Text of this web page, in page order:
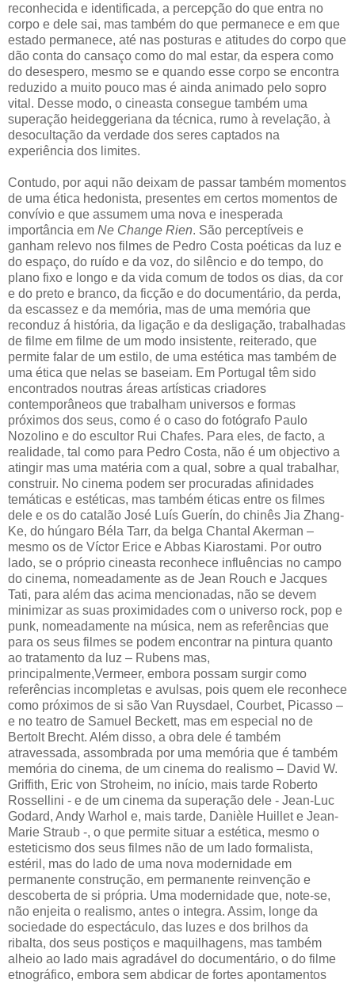
reconhecida e identificada, a percepção do que entra no
corpo e dele sai, mas também do que permanece e em que
estado permanece, até nas posturas e atitudes do corpo que
dão conta do cansaço como do mal estar, da espera como
do desespero, mesmo se e quando esse corpo se encontra
reduzido a muito pouco mas é ainda animado pelo sopro
vital. Desse modo, o cineasta consegue também uma
superação heideggeriana da técnica, rumo à revelação, à
desocultação da verdade dos seres captados na
experiência dos limites.
Contudo, por aqui não deixam de passar também momentos
de uma ética hedonista, presentes em certos momentos de
convívio e que assumem uma nova e inesperada
importância em Ne Change Rien. São perceptíveis e
ganham relevo nos filmes de Pedro Costa poéticas da luz e
do espaço, do ruído e da voz, do silêncio e do tempo, do
plano fixo e longo e da vida comum de todos os dias, da cor
e do preto e branco, da ficção e do documentário, da perda,
da escassez e da memória, mas de uma memória que
reconduz á história, da ligação e da desligação, trabalhadas
de filme em filme de um modo insistente, reiterado, que
permite falar de um estilo, de uma estética mas também de
uma ética que nelas se baseiam. Em Portugal têm sido
encontrados noutras áreas artísticas criadores
contemporâneos que trabalham universos e formas
próximos dos seus, como é o caso do fotógrafo Paulo
Nozolino e do escultor Rui Chafes. Para eles, de facto, a
realidade, tal como para Pedro Costa, não é um objectivo a
atingir mas uma matéria com a qual, sobre a qual trabalhar,
construir. No cinema podem ser procuradas afinidades
temáticas e estéticas, mas também éticas entre os filmes
dele e os do catalão José Luís Guerín, do chinês Jia Zhang-
Ke, do húngaro Béla Tarr, da belga Chantal Akerman –
mesmo os de Víctor Erice e Abbas Kiarostami. Por outro
lado, se o próprio cineasta reconhece influências no campo
do cinema, nomeadamente as de Jean Rouch e Jacques
Tati, para além das acima mencionadas, não se devem
minimizar as suas proximidades com o universo rock, pop e
punk, nomeadamente na música, nem as referências que
para os seus filmes se podem encontrar na pintura quanto
ao tratamento da luz – Rubens mas,
principalmente,Vermeer, embora possam surgir como
referências incompletas e avulsas, pois quem ele reconhece
como próximos de si são Van Ruysdael, Courbet, Picasso –
e no teatro de Samuel Beckett, mas em especial no de
Bertolt Brecht. Além disso, a obra dele é também
atravessada, assombrada por uma memória que é também
memória do cinema, de um cinema do realismo – David W.
Griffith, Eric von Stroheim, no início, mais tarde Roberto
Rossellini - e de um cinema da superação dele - Jean-Luc
Godard, Andy Warhol e, mais tarde, Danièle Huillet e Jean-
Marie Straub -, o que permite situar a estética, mesmo o
esteticismo dos seus filmes não de um lado formalista,
estéril, mas do lado de uma nova modernidade em
permanente construção, em permanente reinvenção e
descoberta de si própria. Uma modernidade que, note-se,
não enjeita o realismo, antes o integra. Assim, longe da
sociedade do espectáculo, das luzes e dos brilhos da
ribalta, dos seus postiços e maquilhagens, mas também
alheio ao lado mais agradável do documentário, o do filme
etnográfico, embora sem abdicar de fortes apontamentos